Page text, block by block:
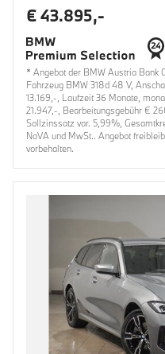
€ 43.895,-
* Angebot der BMW Austria Bank
Fahrzeug BMW 318d 48 V,
13.169,-, Laufzeit 36 Monate,
21.947,-, Bearbeitungsgebühr €
Sollzinssatz var. 5,99%,
NoVA und MwSt.. Angebot
vorbehalten.